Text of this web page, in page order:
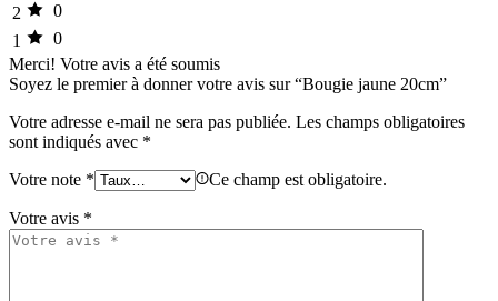
2
0
1
0
Merci! Votre avis a été soumis
Soyez le premier à donner votre avis sur “Bougie jaune 20cm”
Votre adresse e-mail ne sera pas publiée. Les champs obligatoires
sont indiqués avec *
Votre note * Ce champ est obligatoire.
Votre avis *